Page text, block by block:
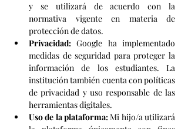
y se utilizará de acuerdo con la
normativa vigente en materia de
protección de datos.
Privacidad: Google ha implementado
medidas de seguridad para proteger la
información de los estudiantes. La
institución también cuenta con políticas
de privacidad y uso responsable de las
herramientas digitales.
Uso de la plataforma: Mi hijo/a utilizará